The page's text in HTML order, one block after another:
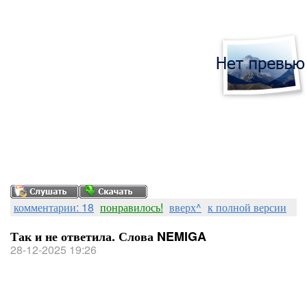
комментарии: 18 понравилось! вверх^ к полной версии
Так и не ответила. Слова NEMIGA
28-12-2025 19:26